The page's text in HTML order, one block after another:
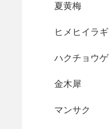
夏黄梅
ヒメヒイラギ
ハクチョウゲ
金木犀
マンサク